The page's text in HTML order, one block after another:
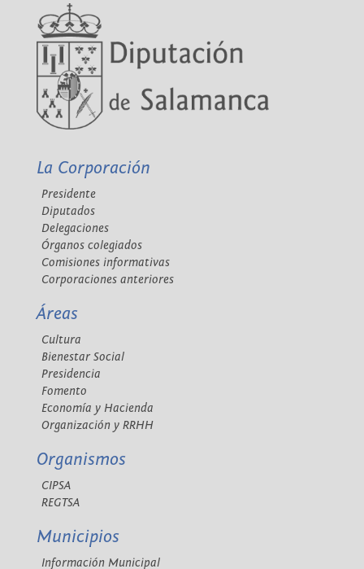
La Corporación
Presidente
Diputados
Delegaciones
Órganos colegiados
Comisiones informativas
Corporaciones anteriores
Áreas
Cultura
Bienestar Social
Presidencia
Fomento
Economía y Hacienda
Organización y RRHH
Organismos
CIPSA
REGTSA
Municipios
Información Municipal